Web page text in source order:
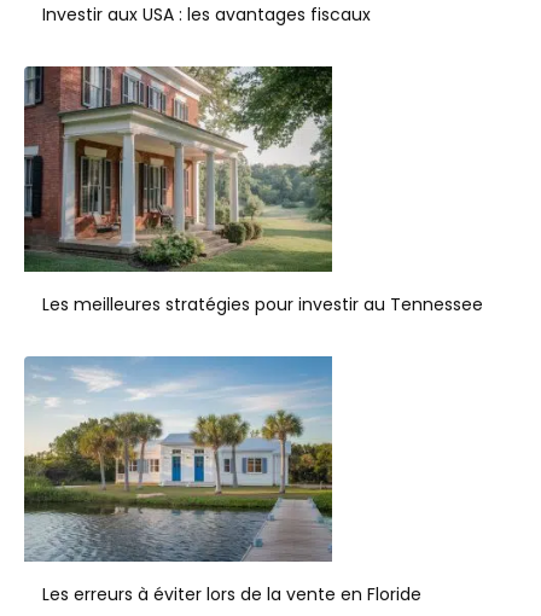
Investir aux USA : les avantages fiscaux
Les meilleures stratégies pour investir au Tennessee
Les erreurs à éviter lors de la vente en Floride